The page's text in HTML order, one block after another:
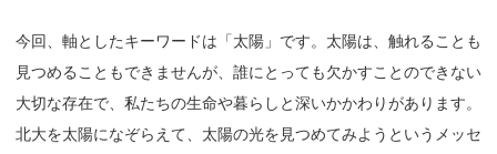
今回、軸としたキーワードは「太陽」です。太陽は、触れることも
見つめることもできませんが、誰にとっても欠かすことのできない
大切な存在で、私たちの生命や暮らしと深いかかわりがあります。
北大を太陽になぞらえて、太陽の光を見つめてみようというメッセ